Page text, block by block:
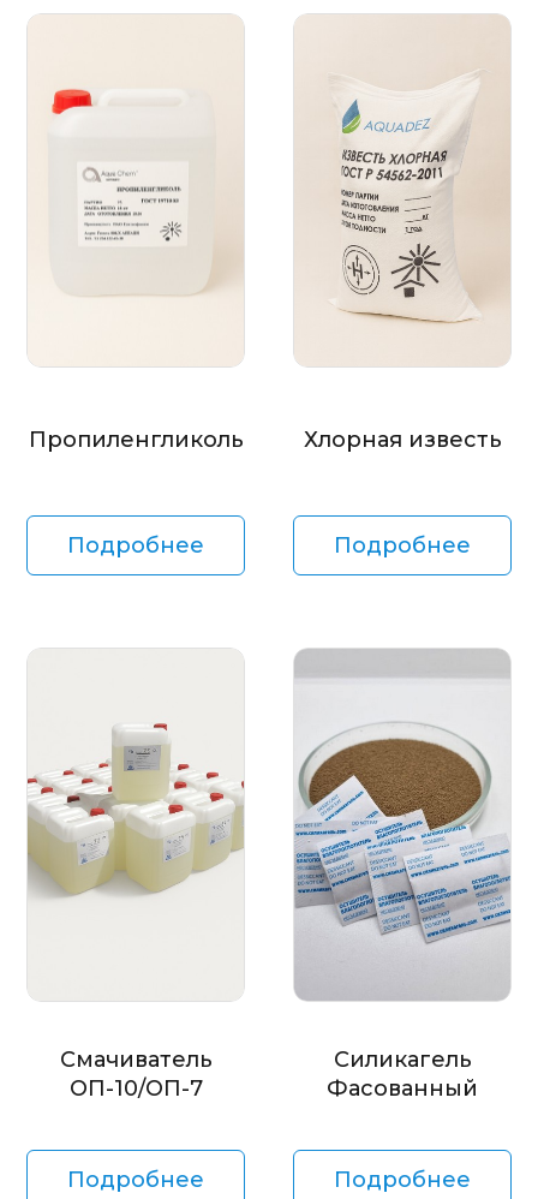
Пропиленгликоль
Подробнее
Хлорная известь
Подробнее
Смачиватель
ОП-10/ОП-7
Подробнее
Силикагель
Фасованный
Подробнее